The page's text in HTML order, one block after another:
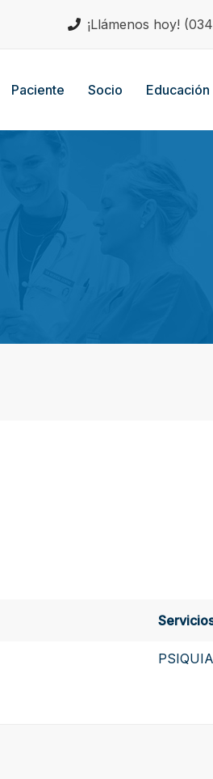
¡Llámenos hoy!
Paciente Socio Educación